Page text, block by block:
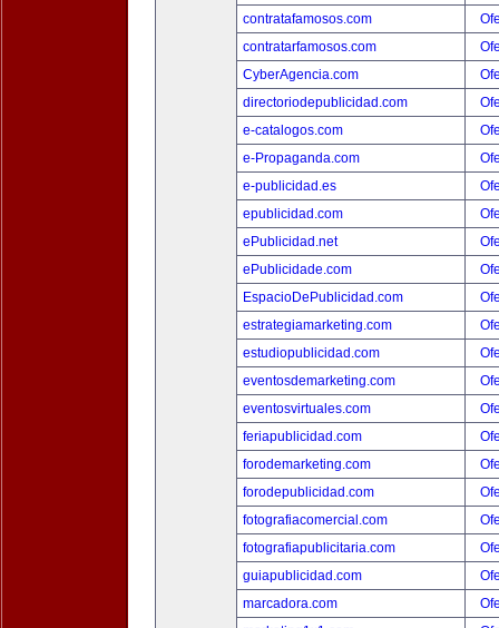
contratafamosos.com
contratarfamosos.com
CyberAgencia.com
directoriodepublicidad.com
e-catalogos.com
e-Propaganda.com
e-publicidad.es
epublicidad.com
ePublicidad.net
ePublicidade.com
EspacioDePublicidad.com
estrategiamarketing.com
estudiopublicidad.com
eventosdemarketing.com
eventosvirtuales.com
feriapublicidad.com
forodemarketing.com
forodepublicidad.com
fotografiacomercial.com
fotografiapublicitaria.com
guiapublicidad.com
marcadora.com